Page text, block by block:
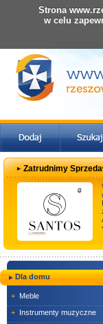
Zatrudnimy
Dla domu
+ Meble
+ Instrumenty muzyczne
Strona
w celu